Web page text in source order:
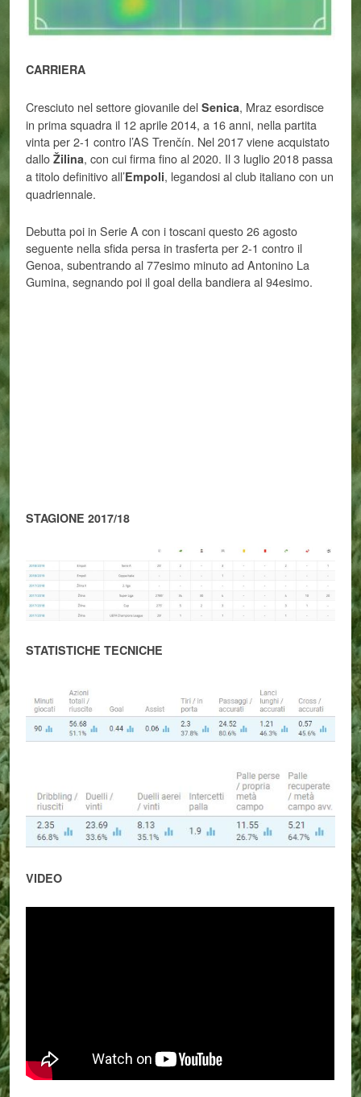
CARRIERA
Cresciuto nel settore giovanile delSenica, Mraz esordisce
in prima squadra il 12 aprile 2014, a 16 anni, nella partita
vinta per 2-1 contro l’AS Trenčín. Nel 2017 viene acquistato
dalloŽilina, con cui firma fino al 2020. Il 3 luglio 2018 passa
a titolo definitivo all’Empoli, legandosi al club italiano con un
quadriennale.
Debutta poi in Serie A con i toscani questo 26 agosto
seguente nella sfida persa in trasferta per 2-1 contro il
Genoa, subentrando al 77esimo minuto ad Antonino La
Gumina, segnando poi il goal della bandiera al 94esimo.
STAGIONE 2017/18
STATISTICHE TECNICHE
VIDEO